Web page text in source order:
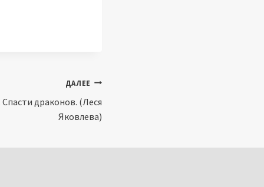
ДАЛЕЕ
драконов. (Леся
Яковлева)